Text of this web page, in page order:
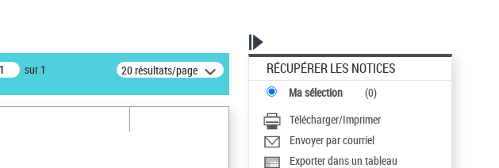
sur 1 20 résultats/page RÉCUPÉRER LES NOTICES
Ma sélection (0)
Télécharger/Imprimer
Envoyer par courriel
Exporter dans un tableau